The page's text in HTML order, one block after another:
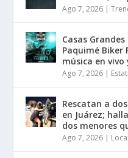
Ago 7, 2026 |
Casas
Paquimé Biker
música en
Ago 7, 2026 |
Rescatan a
en Juárez;
dos menores
Ago 7, 2026 | Local